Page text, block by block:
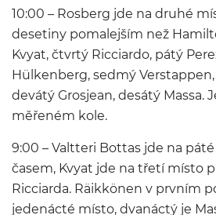
10:00 – Rosberg jde na druhé
desetiny pomalejším než
Kvyat, čtvrtý Ricciardo, pátý
Hülkenberg, sedmý
devátý Grosjean, desátý Massa.
měřeném kole.
9:00 – Valtteri Bottas jde na
časem, Kvyat jde na třetí místo
Ricciarda. Räikkönen v prvním
jedenácté místo, dvanáctý je